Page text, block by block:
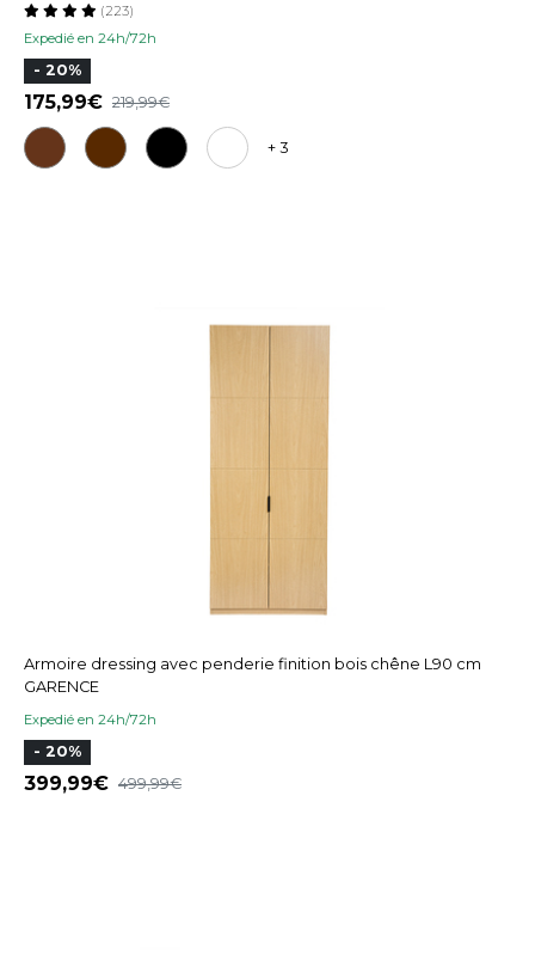
Expedié en 24h/72h
(223)
- 20%
175,99 219,99
+ 3
Armoire dressing avec penderie finition bois chêne L90 cm
GARENCE
Expedié en 24h/72h
- 20%
399,99 499,99